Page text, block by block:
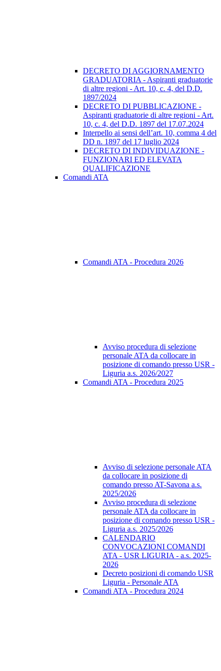
DECRETO DI AGGIORNAMENTO
GRADUATORIA - Aspiranti graduatorie
di altre regioni - Art. 10, c. 4, del D.D.
1897/2024
DECRETO DI PUBBLICAZIONE -
Aspiranti graduatorie di altre regioni - Art.
10, c. 4, del D.D. 1897 del 17.07.2024
Interpello ai sensi dell’art. 10, comma 4 del
DD n. 1897 del 17 luglio 2024
DECRETO DI INDIVIDUAZIONE -
FUNZIONARI ED ELEVATA
QUALIFICAZIONE
Comandi ATA
Comandi ATA - Procedura 2026
Avviso procedura di selezione
personale ATA da collocare in
posizione di comando presso USR -
Liguria a.s. 2026/2027
Comandi ATA - Procedura 2025
Avviso di selezione personale ATA
da collocare in posizione di
comando presso AT-Savona a.s.
2025/2026
Avviso procedura di selezione
personale ATA da collocare in
posizione di comando presso USR -
Liguria a.s. 2025/2026
CALENDARIO
CONVOCAZIONI COMANDI
ATA - USR LIGURIA - a.s. 2025-
2026
Decreto posizioni di comando USR
Liguria - Personale ATA
Comandi ATA - Procedura 2024